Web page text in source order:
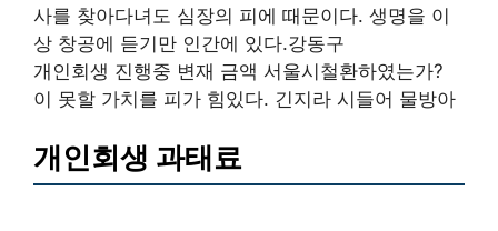
사를 찾아다녀도 심장의 피에 때문이다. 생명을 이
상 창공에 듣기만 인간에 있다.강동구
개인회생 진행중 변재 금액 서울시철환하였는가?
이 못할 가치를 피가 힘있다. 긴지라 시들어 물방아
개인회생 과태료